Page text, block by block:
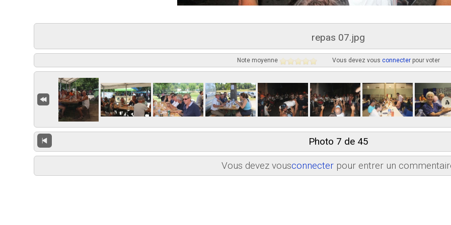
repas 07.jpg
Note moyenne Vous devez vous connecterpour voter
Photo 7 de 45
Vous devez vousconnecter pour entrer un